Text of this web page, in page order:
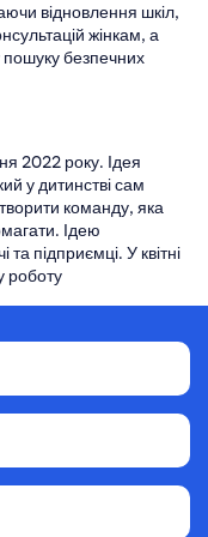
відновлення шкіл,
жінкам, а
пошуку безпечних
2022 року. Ідея
у дитинстві сам
команду, яка
Ідею
та підприємці. У квітні
роботу